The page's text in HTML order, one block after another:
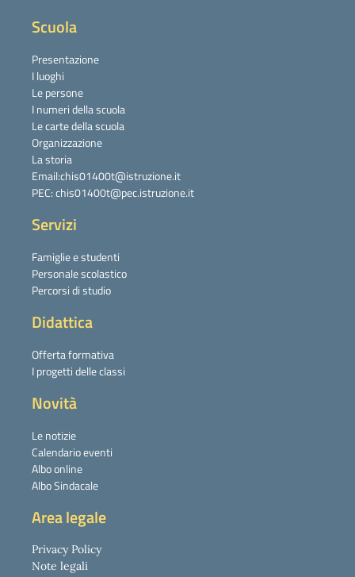
Scuola
Presentazione
I luoghi
Le persone
I numeri della scuola
Le carte della scuola
Organizzazione
La storia
Email:chis01400t@istruzione.it
PEC: chis01400t@pec.istruzione.it
Servizi
Famiglie e studenti
Personale scolastico
Percorsi di studio
Didattica
Offerta formativa
I progetti delle classi
Novità
Le notizie
Calendario eventi
Albo online
Albo Sindacale
Area legale
Privacy Policy
Note legali